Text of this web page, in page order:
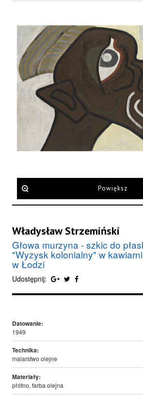
Powiększ
Władysław Strzemiński
Głowa murzyna - szkic do
"Wyzysk kolonialny" w
w Łodzi
Udostępnij:
Datowanie:
1949
Technika:
malarstwo olejne
Materiały:
płótno, farba olejna